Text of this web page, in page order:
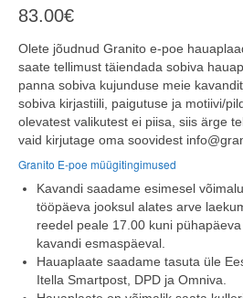
83.00€
Olete jõudnud Granito e-poe
saate tellimust täiendada sobiva
panna sobiva kujunduse meie
sobiva kirjastiili, paigutuse ja motiivi/
olevatest valikutest ei piisa, siis ärge
vaid kirjutage oma soovidest
Granito E-poe müügitingimused
Kavandi saadame esimesel
tööpäeva jooksul alates arve
reedel peale 17.00 kuni
kavandi esmaspäeval.
Hauaplaate saadame tasuta üle
Itella Smartpost, DPD ja Omniva.